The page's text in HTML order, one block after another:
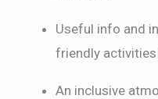
Useful info and
friendly
An inclusive